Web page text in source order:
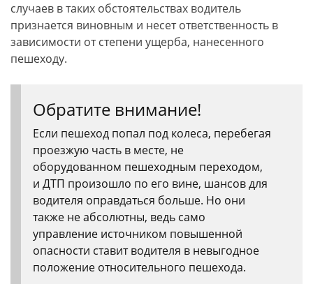
случаев в таких обстоятельствах водитель
признается виновным и несет ответственность в
зависимости от степени ущерба, нанесенного
пешеходу.
Обратите внимание!
Если пешеход попал под колеса, перебегая
проезжую часть в месте, не
оборудованном пешеходным переходом,
и ДТП произошло по его вине, шансов для
водителя оправдаться больше. Но они
также не абсолютны, ведь само
управление источником повышенной
опасности ставит водителя в невыгодное
положение относительного пешехода.